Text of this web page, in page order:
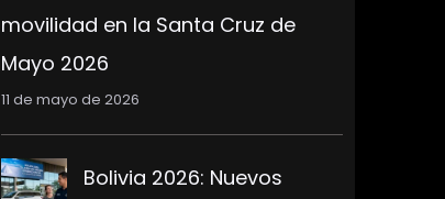
movilidad en la Santa Cruz de
Mayo 2026
11 de mayo de 2026
Bolivia 2026: Nuevos